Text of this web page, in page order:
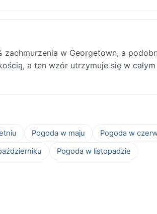
zachmurzenia w Georgetown, a
a ten wzór utrzymuje się w całym
Pogoda w maju
Pogoda w
Pogoda w listopadzie